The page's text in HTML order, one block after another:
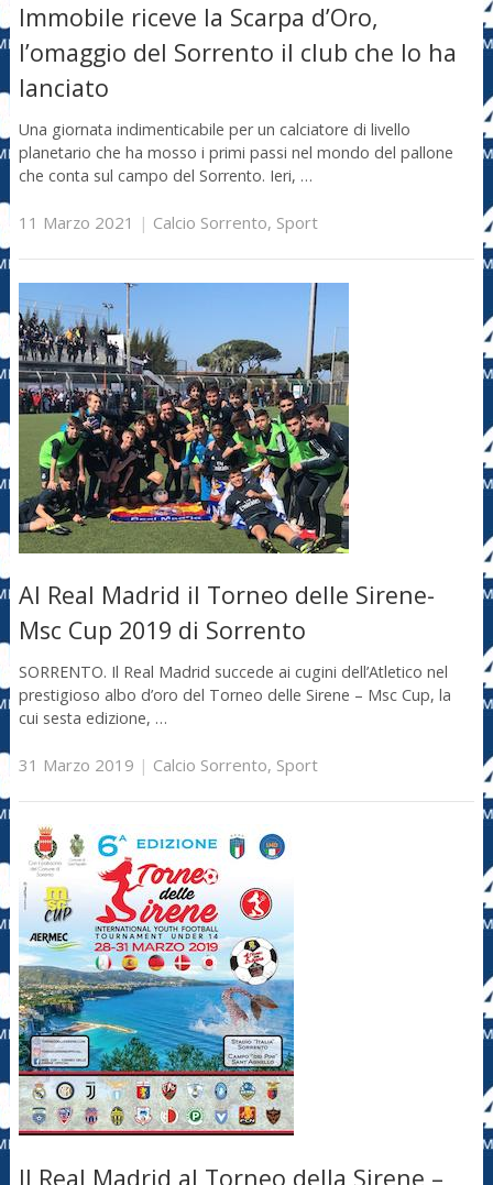
Immobile riceve la Scarpa d’Oro,
l’omaggio del Sorrento il club che lo ha
lanciato
Una giornata indimenticabile per un calciatore di livello
planetario che ha mosso i primi passi nel mondo del pallone
che conta sul campo del Sorrento. Ieri, …
11 Marzo 2021 | Calcio Sorrento, Sport
Al Real Madrid il Torneo delle Sirene-
Msc Cup 2019 di Sorrento
SORRENTO. Il Real Madrid succede ai cugini dell’Atletico nel
prestigioso albo d’oro del Torneo delle Sirene – Msc Cup, la
cui sesta edizione, …
31 Marzo 2019 | Calcio Sorrento, Sport
Il Real Madrid al Torneo della Sirene –